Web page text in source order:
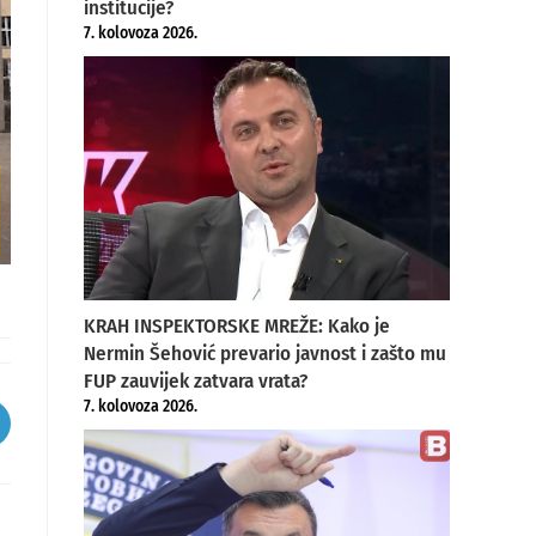
institucije?
7. kolovoza 2026.
KRAH INSPEKTORSKE MREŽE: Kako je
Nermin Šehović prevario javnost i zašto mu
FUP zauvijek zatvara vrata?
7. kolovoza 2026.